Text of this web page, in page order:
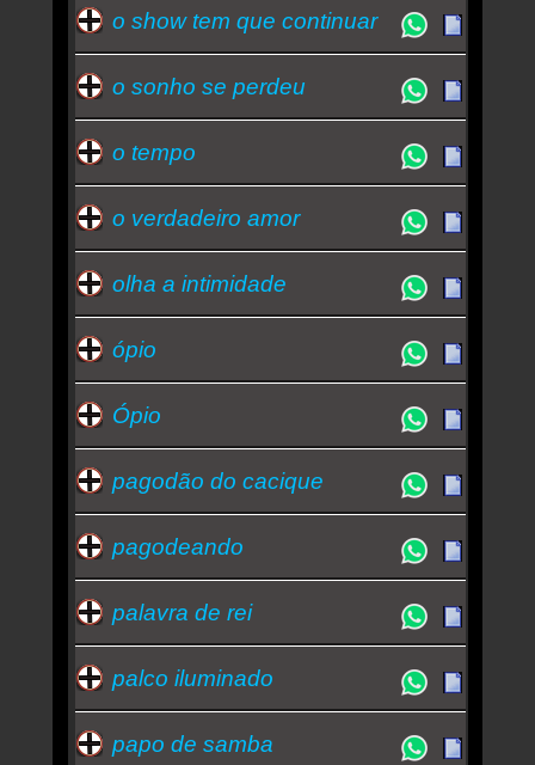
o show tem que continuar
o sonho se perdeu
o tempo
o verdadeiro amor
olha a intimidade
ópio
Ópio
pagodão do cacique
pagodeando
palavra de rei
palco iluminado
papo de samba